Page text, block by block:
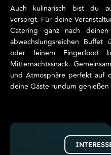
Auch kulinarisch bist du
versorgt. Für deine
Catering ganz nach
abwechslungsreichen Buffet
oder feinem Fingerfood
Mitternachtssnack.
und Atmosphäre perfekt auf
deine Gäste rundum genießen